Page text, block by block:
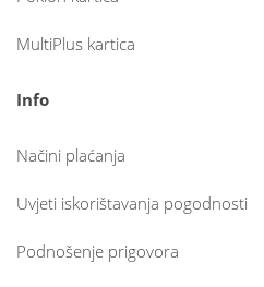
MultiPlus kartica
Info
Načini plaćanja
Uvjeti iskorištavanja pogodnosti
Podnošenje prigovora